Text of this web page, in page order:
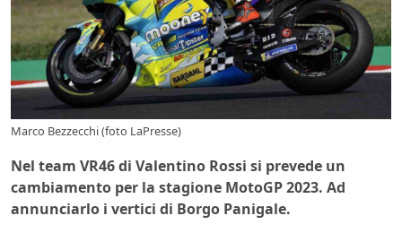
Marco Bezzecchi (foto LaPresse)
Nel team VR46 di Valentino Rossi si prevede un
cambiamento per la stagione MotoGP 2023. Ad
annunciarlo i vertici di Borgo Panigale.